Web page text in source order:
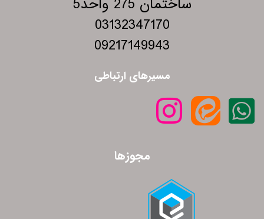
ساختمان 275 واحد5
03132347170
09217149943
مسیرهای ارتباطی
مجوزها